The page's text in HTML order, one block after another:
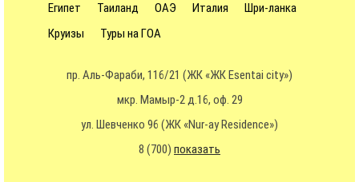
Египет Таиланд ОАЭ Италия
Шри-ланка
Круизы
Туры на ГОА
пр. Аль-Фараби, 116/21 (ЖК «ЖК Esentai city»)
мкр. Мамыр-2 д.16, оф. 29
ул. Шевченко 96 (ЖК «Nur-ay Residence»)
8 (700) показать